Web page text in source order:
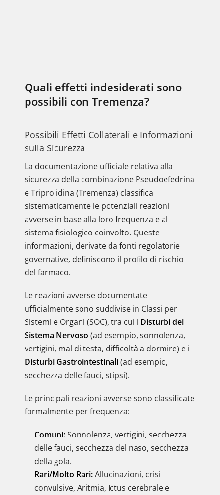
Quali effetti indesiderati sono
possibili con Tremenza?
Possibili Effetti Collaterali e Informazioni
sulla Sicurezza
La documentazione ufficiale relativa alla
sicurezza della combinazione Pseudoefedrina
e Triprolidina (Tremenza) classifica
sistematicamente le potenziali reazioni
avverse in base alla loro frequenza e al
sistema fisiologico coinvolto. Queste
informazioni, derivate da fonti regolatorie
governative, definiscono il profilo di rischio
del farmaco.
Le reazioni avverse documentate
ufficialmente sono suddivise in Classi per
Sistemi e Organi (SOC), tra cui i Disturbi del
Sistema Nervoso (ad esempio, sonnolenza,
vertigini, mal di testa, difficoltà a dormire) e i
Disturbi Gastrointestinali(ad esempio,
secchezza delle fauci, stipsi).
Le principali reazioni avverse sono classificate
formalmente per frequenza:
Comuni:Sonnolenza, vertigini, secchezza
delle fauci, secchezza del naso, secchezza
della gola.
Rari/Molto Rari:Allucinazioni, crisi
convulsive, Aritmia, Ictus cerebrale e